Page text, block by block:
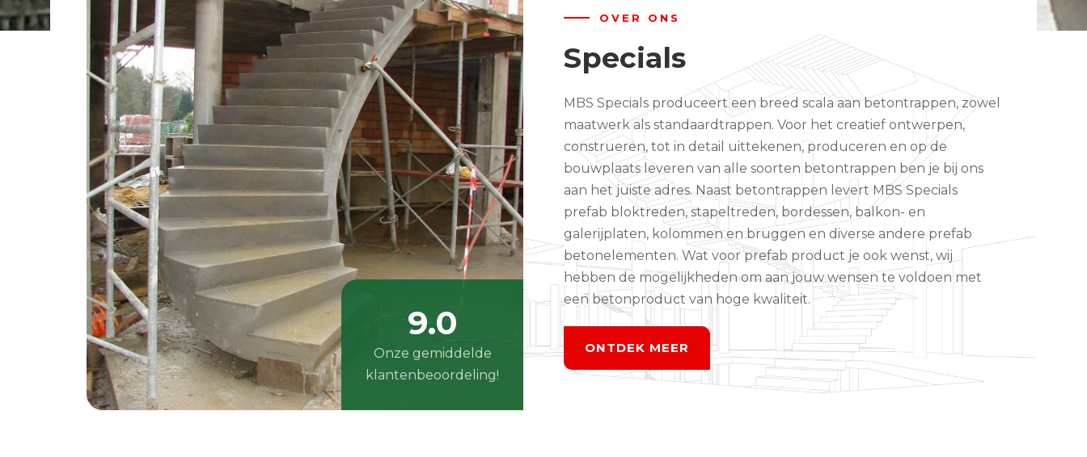
9.0
Onze gemiddelde
​​​​​​​klantenbeoordeling!
OVER ONS
Specials
MBS Specials produceert een breed scala aan betontrappen, zowel
maatwerk als standaardtrappen. Voor het creatief ontwerpen,
construeren, tot in detail uittekenen, produceren en op de
bouwplaats leveren van alle soorten betontrappen ben je bij ons
aan het juiste adres. Naast betontrappen levert MBS Specials
prefab bloktreden, stapeltreden, bordessen, balkon- en
galerijplaten, kolommen en bruggen en diverse andere prefab
betonelementen. Wat voor prefab product je ook wenst, wij
hebben de mogelijkheden om aan jouw wensen te voldoen met
een betonproduct van hoge kwaliteit.
ONTDEK MEER